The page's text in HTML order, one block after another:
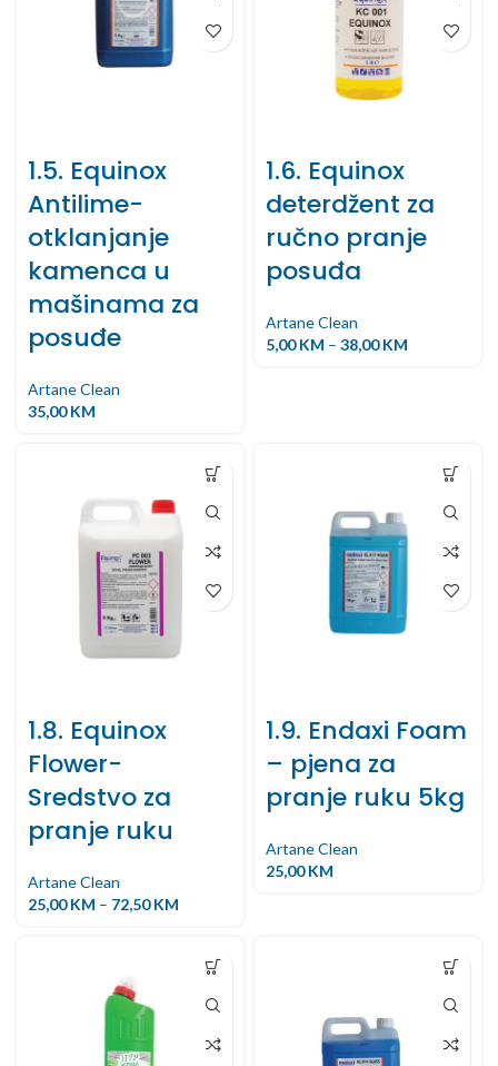
1.5. Equinox
Antilime-
otklanjanje
kamenca u
mašinama za
posuđe
Artane Clean
35,00KM
1.6. Equinox
deterdžent za
ručno pranje
posuđa
Artane Clean
5,00KM – 38,00KM
1.8. Equinox
Flower-
Sredstvo za
pranje ruku
Artane Clean
25,00KM – 72,50KM
1.9. Endaxi Foam
– pjena za
pranje ruku 5kg
Artane Clean
25,00KM